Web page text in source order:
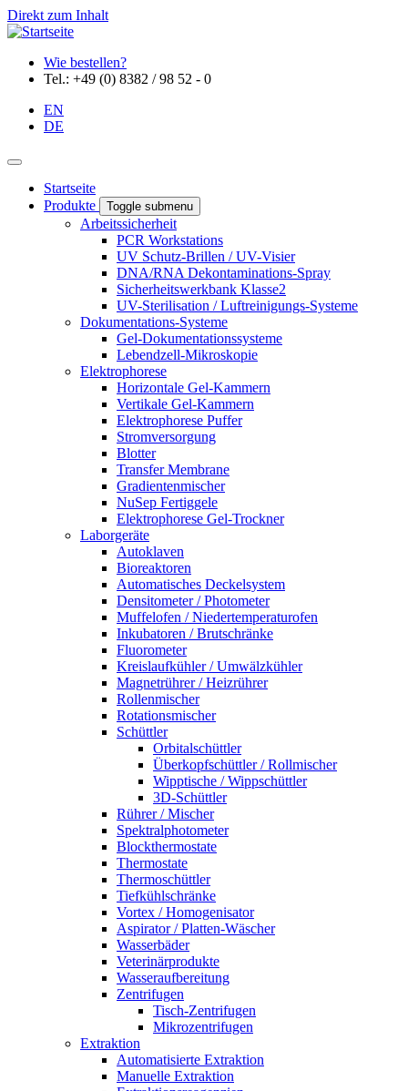
Direkt zum Inhalt
Wie bestellen?
Tel.: +49 (0) 8382 / 98 52 - 0
EN
DE
Startseite
Produkte
Toggle submenu
Arbeitssicherheit
PCR Workstations
UV Schutz-Brillen / UV-Visier
DNA/RNA Dekontaminations-Spray
Sicherheitswerkbank Klasse2
UV-Sterilisation / Luftreinigungs-Systeme
Dokumentations-Systeme
Gel-Dokumentationssysteme
Lebendzell-Mikroskopie
Elektrophorese
Horizontale Gel-Kammern
Vertikale Gel-Kammern
Elektrophorese Puffer
Stromversorgung
Blotter
Transfer Membrane
Gradientenmischer
NuSep Fertiggele
Elektrophorese Gel-Trockner
Laborgeräte
Autoklaven
Bioreaktoren
Automatisches Deckelsystem
Densitometer / Photometer
Muffelofen / Niedertemperaturofen
Inkubatoren / Brutschränke
Fluorometer
Kreislaufkühler / Umwälzkühler
Magnetrührer / Heizrührer
Rollenmischer
Rotationsmischer
Schüttler
Orbitalschüttler
Überkopfschüttler / Rollmischer
Wipptische / Wippschüttler
3D-Schüttler
Rührer / Mischer
Spektralphotometer
Blockthermostate
Thermostate
Thermoschüttler
Tiefkühlschränke
Vortex / Homogenisator
Aspirator / Platten-Wäscher
Wasserbäder
Veterinärprodukte
Wasseraufbereitung
Zentrifugen
Tisch-Zentrifugen
Mikrozentrifugen
Extraktion
Automatisierte Extraktion
Manuelle Extraktion